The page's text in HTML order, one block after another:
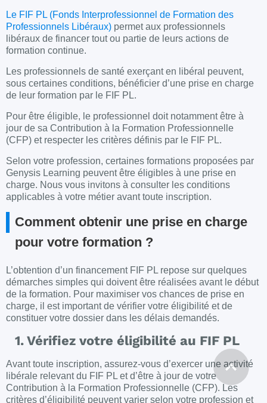
Le FIF PL (Fonds Interprofessionnel de Formation des
Professionnels Libéraux) permet aux professionnels
libéraux de financer tout ou partie de leurs actions de
formation continue.
Les professionnels de santé exerçant en libéral peuvent,
sous certaines conditions, bénéficier d’une prise en charge
de leur formation par le FIF PL.
Pour être éligible, le professionnel doit notamment être à
jour de sa Contribution à la Formation Professionnelle
(CFP) et respecter les critères définis par le FIF PL.
Selon votre profession, certaines formations proposées par
Genysis Learning peuvent être éligibles à une prise en
charge. Nous vous invitons à consulter les conditions
applicables à votre métier avant toute inscription.
Comment obtenir une prise en charge
pour votre formation ?
L’obtention d’un financement FIF PL repose sur quelques
démarches simples qui doivent être réalisées avant le début
de la formation. Pour maximiser vos chances de prise en
charge, il est important de vérifier votre éligibilité et de
constituer votre dossier dans les délais demandés.
1. Vérifiez votre éligibilité au FIF PL
Avant toute inscription, assurez-vous d’exercer une activité
libérale relevant du FIF PL et d’être à jour de votre
Contribution à la Formation Professionnelle (CFP). Les
critères d’éligibilité peuvent varier selon votre profession et